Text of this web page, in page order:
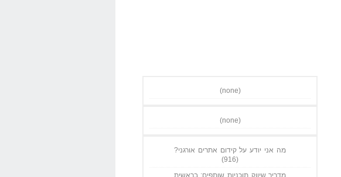
(none)
(none)
מה אני יודע על קידום אתרים אורגני?
(916)
מדריך שיווק תוכניות שותפים: בראשית